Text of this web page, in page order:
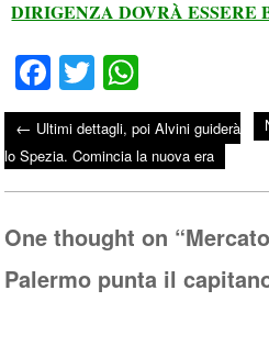
DIRIGENZA DOVRÀ ESSERE
Fa
ce
bo
ok
T
wi
tte
r
ha
ts
A
Post navigation
← Ultimi dettagli, poi Alvini guiderà
lo Spezia. Comincia la nuova era
One thought on “
Palermo punta il